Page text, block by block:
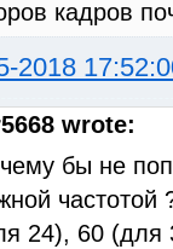
кадров
2018
wrote:
бы не
24), 60 (для